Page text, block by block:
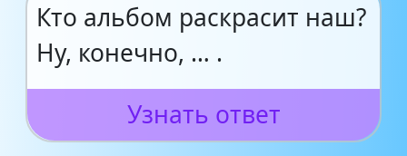
Кто альбом раскрасит наш?
Ну, конечно, … .
Узнать ответ